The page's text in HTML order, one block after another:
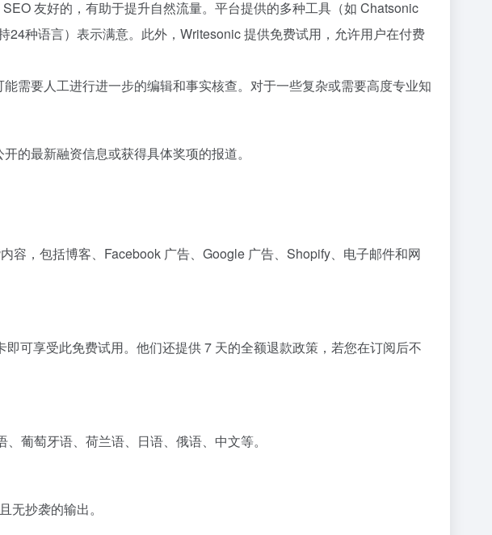
友好的，有助于提升自然流量。平台提供的多种工具（如 Chatsonic
种语言）表示满意。此外，Writesonic 提供免费试用，允许用户在付费
需要人工进行进一步的编辑和事实核查。对于一些复杂或需要高度专业知
的最新融资信息或获得具体奖项的报道。
容，包括博客、Facebook 广告、Google 广告、Shopify、电子邮件和网
可享受此免费试用。他们还提供 7 天的全额退款政策，若您在订阅后不
葡萄牙语、荷兰语、日语、俄语、中文等。
抄袭的输出。